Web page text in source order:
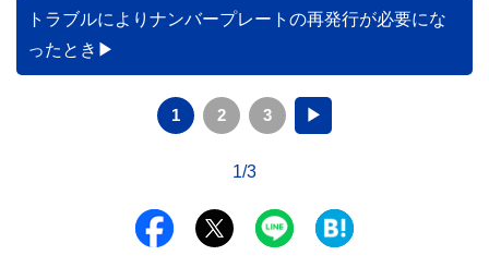
トラブルによりナンバープレートの再発行が必要にな
ったとき
1 2 3 ▶
1/3